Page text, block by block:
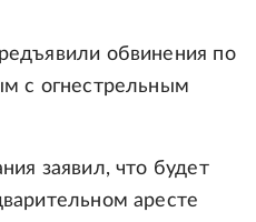
обвинения по
с огнестрельным
заявил, что будет
аресте